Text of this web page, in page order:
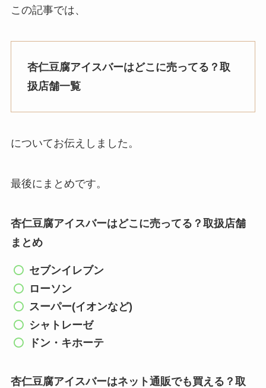
この記事では、
杏仁豆腐アイスバーはどこに売ってる？取
扱店舗一覧
についてお伝えしました。
最後にまとめです。
杏仁豆腐アイスバーはどこに売ってる？取扱店舗
まとめ
セブンイレブン
ローソン
スーパー(イオンなど)
シャトレーゼ
ドン・キホーテ
杏仁豆腐アイスバーはネット通販でも買える？取